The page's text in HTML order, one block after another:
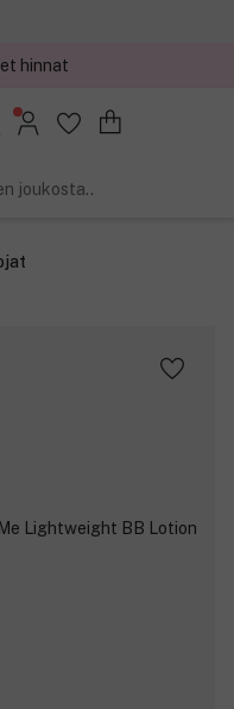
hinnat
joukosta..